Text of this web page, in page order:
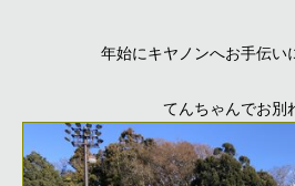
年始にキヤノンへお手伝い
てんちゃんでお別